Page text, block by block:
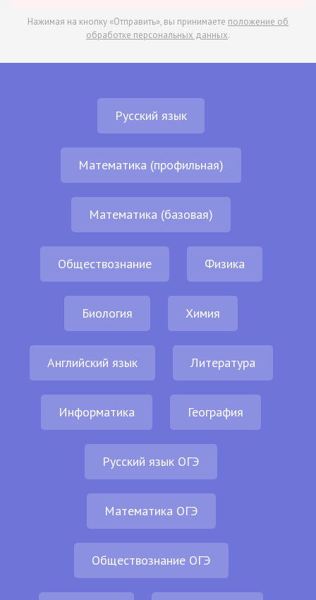
Нажимая на кнопку «Отправить», вы принимаете положение об
обработке персональных данных.
Русский язык
Математика (профильная)
Математика (базовая)
Обществознание Физика
Биология Химия
Английский язык Литература
Информатика География
Русский язык ОГЭ
Математика ОГЭ
Обществознание ОГЭ